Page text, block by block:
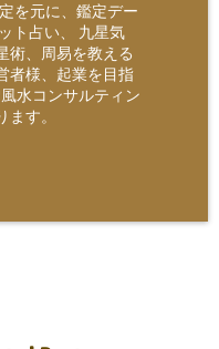
を元に、鑑定デー
ト占い、 九星気
術、周易を教える
者様、起業を目指
水コンサルティン
す。